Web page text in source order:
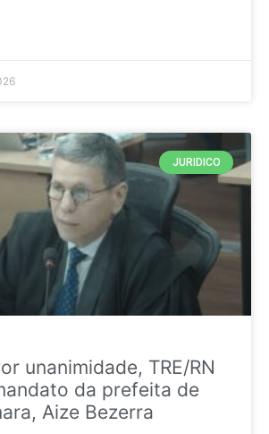
JURIDICO
unanimidade, TRE/RN
da prefeita de
Aize Bezerra